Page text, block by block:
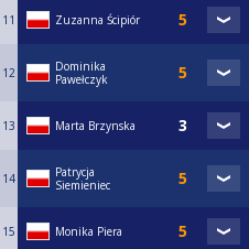
11 Zuzanna Ścipiór
12
Dominika
Pawełczyk
13 Marta Brzynska
14
Patrycja
Siemieniec
15 Monika Piera